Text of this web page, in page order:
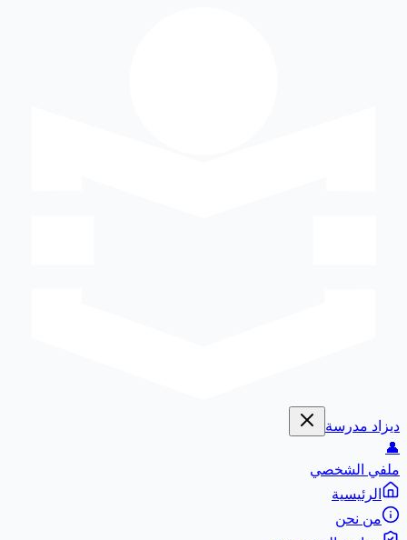
ديزاد مدرسة
👤
ملفي الشخصي
الرئيسية
من نحن